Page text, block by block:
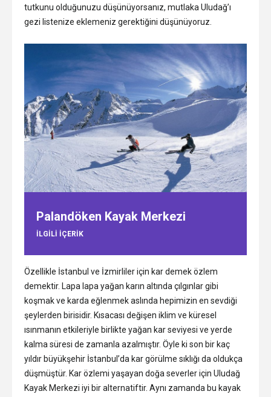
tutkunu olduğunuzu düşünüyorsanız, mutlaka Uludağ’ı
gezi listenize eklemeniz gerektiğini düşünüyoruz.
ILGILI IÇERIK
Palandöken Kayak Merkezi
Özellikle İstanbul ve İzmirliler için kar demek özlem
demektir. Lapa lapa yağan karın altında çılgınlar gibi
koşmak ve karda eğlenmek aslında hepimizin en sevdiği
şeylerden birisidir. Kısacası değişen iklim ve küresel
ısınmanın etkileriyle birlikte yağan kar seviyesi ve yerde
kalma süresi de zamanla azalmıştır. Öyle ki son bir kaç
yıldır büyükşehir İstanbul’da kar görülme sıklığı da oldukça
düşmüştür. Kar özlemi yaşayan doğa severler için Uludağ
Kayak Merkezi iyi bir alternatiftir. Aynı zamanda bu kayak